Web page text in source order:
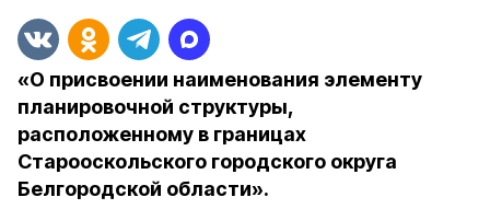
«О присвоении наименования элементу
планировочной структуры,
расположенному в границах
Старооскольского городского округа
Белгородской области».